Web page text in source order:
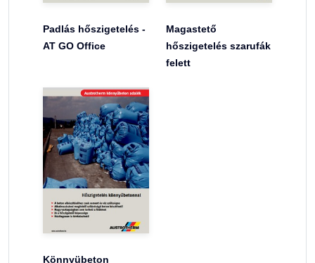
Padlás hőszigetelés -
AT GO Office
Magastető
hőszigetelés szarufák
felett
Könnyübeton